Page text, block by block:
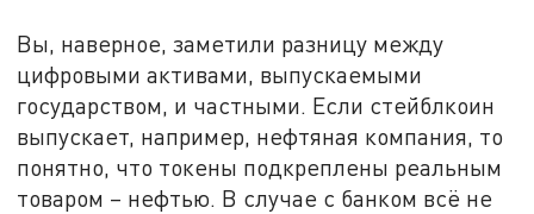
Вы, наверное, заметили разницу между
цифровыми активами, выпускаемыми
государством, и частными. Если стейблкоин
выпускает, например, нефтяная компания, то
понятно, что токены подкреплены реальным
товаром – нефтью. В случае с банком всё не